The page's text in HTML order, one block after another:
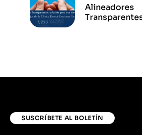
Alineadores
SUSCRÍBETE AL BOLETÍN